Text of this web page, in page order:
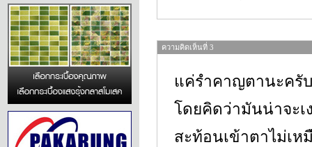
ความคิดเห็นที่ 3
แค่รำคาญตานะครับ
โดยคิดว่ามันน่าจะเ
สะท้อนเข้าตาไม่เห